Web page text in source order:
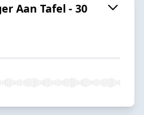
Aan Tafel - 30